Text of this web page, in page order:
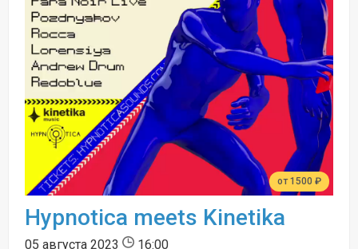
от 1500 ₽
Hypnotica meets Kinetika
05 августа 2023
16:00